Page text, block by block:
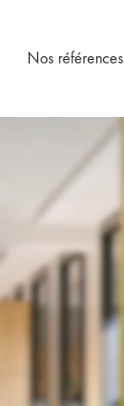
Nos références